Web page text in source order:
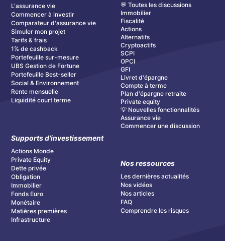
L'assurance vie
Commencer à investir
Comparateur d'assurance vie
Simuler mon projet
Tarifs & frais
1% de cashback
Portefeuille sur-mesure
UBS Gestion de Fortune
Portefeuille Best-seller
Social & Environnement
Rente mensuelle
Liquidité court terme
Supports d'investissement
Actions Monde
Private Equity
Dette privée
Obligation
Immobilier
Fonds Euro
Monétaire
Matières premières
Infrastructure
💬 Toutes les discussions
Immobilier
Fiscalité
Actions
Alternatifs
Cryptoactifs
SCPI
OPCI
GFI
Livret d'épargne
Compte à terme
Plan d'épargne retraite
Private equity
💡 Nouvelles fonctionnalités
Assurance vie
Commencer une discussion
Nos ressources
Les dernières actualités
Nos vidéos
Nos articles
FAQ
Comprendre les risques